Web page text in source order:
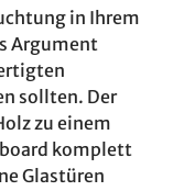
in Ihrem
Argument
sollten. Der
zu einem
komplett
Glastüren